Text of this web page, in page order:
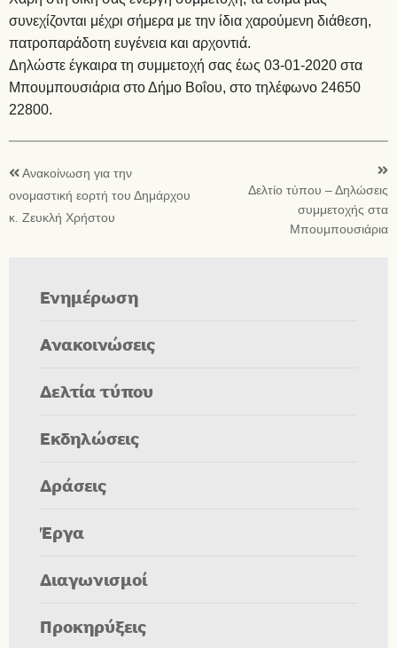
συνεχίζονται μέχρι σήμερα με την ίδια χαρούμενη διάθεση,
πατροπαράδοτη ευγένεια και αρχοντιά.
Δηλώστε έγκαιρα τη συμμετοχή σας έως 03-01-2020 στα
Μπουμπουσιάρια στο Δήμο Βοΐου, στο τηλέφωνο 24650
22800.
Ανακοίνωση για την
ονομαστική εορτή του Δημάρχου
κ. Ζευκλή Χρήστου
Δελτίο τύπου – Δηλώσεις
συμμετοχής στα
Μπουμπουσιάρια
Ενημέρωση
Ανακοινώσεις
Δελτία τύπου
Εκδηλώσεις
Δράσεις
Έργα
Διαγωνισμοί
Προκηρύξεις